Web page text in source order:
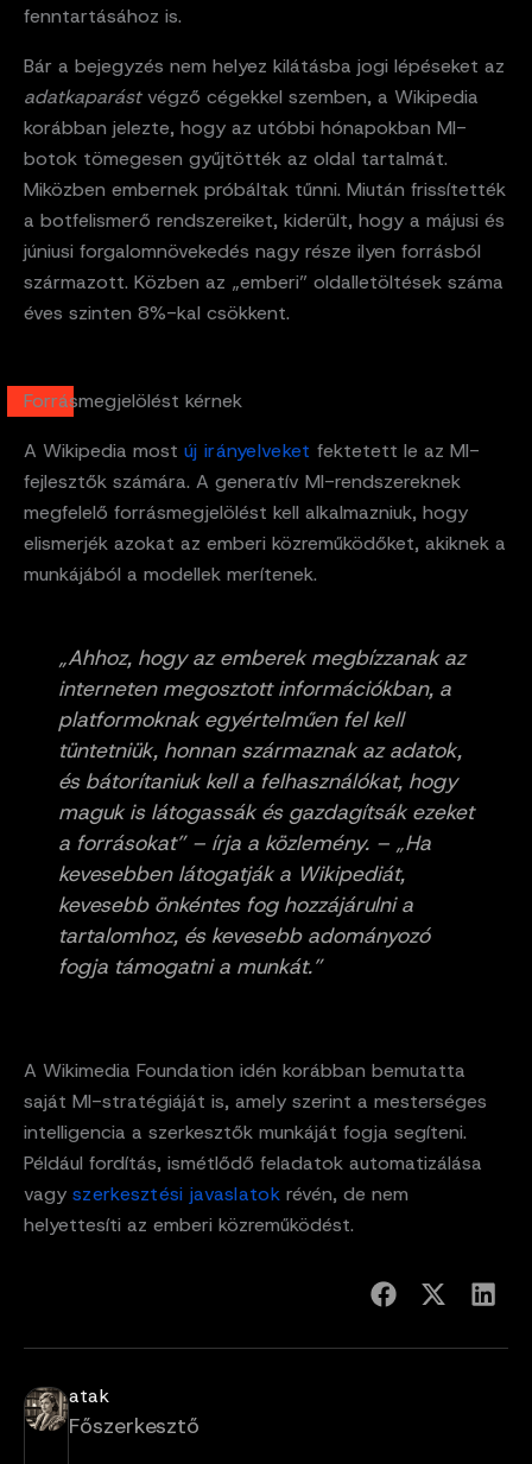
fenntartásához is.
Bár a bejegyzés nem helyez kilátásba jogi lépéseket az
adatkaparástvégző cégekkel szemben, a Wikipedia
korábban jelezte, hogy az utóbbi hónapokban MI-
botok tömegesen gyűjtötték az oldal tartalmát.
Miközben embernek próbáltak tűnni. Miután frissítették
a botfelismerő rendszereiket, kiderült, hogy a májusi és
júniusi forgalomnövekedés nagy része ilyen forrásból
származott. Közben az „emberi” oldalletöltések száma
éves szinten 8%-kal csökkent.
Forrásmegjelölést kérnek
A Wikipedia most új irányelveket fektetett le az MI-
fejlesztők számára. A generatív MI-rendszereknek
megfelelő forrásmegjelölést kell alkalmazniuk, hogy
elismerjék azokat az emberi közreműködőket, akiknek a
munkájából a modellek merítenek.
„Ahhoz, hogy az emberek megbízzanak az
interneten megosztott információkban, a
platformoknak egyértelműen fel kell
tüntetniük, honnan származnak az adatok,
és bátorítaniuk kell a felhasználókat, hogy
maguk is látogassák és gazdagítsák ezeket
a forrásokat” – írja a közlemény. – „Ha
kevesebben látogatják a Wikipediát,
kevesebb önkéntes fog hozzájárulni a
tartalomhoz, és kevesebb adományozó
fogja támogatni a munkát.”
A Wikimedia Foundation idén korábban bemutatta
saját MI-stratégiáját is, amely szerint a mesterséges
intelligencia a szerkesztők munkáját fogja segíteni.
Például fordítás, ismétlődő feladatok automatizálása
vagy szerkesztési javaslatokrévén, de nem
helyettesíti az emberi közreműködést.
atak
Főszerkesztő